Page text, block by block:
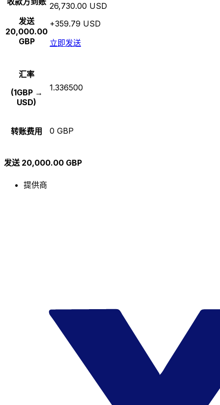
发送
20,000.00
GBP
26,730.00 USD
+359.79 USD
立即发送
汇率
(1GBP →
USD)
1.336500
转账费用 0 GBP
发送 20,000.00 GBP
提供商